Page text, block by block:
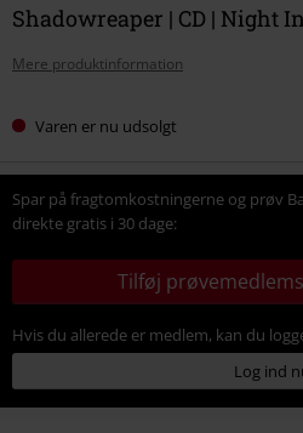
Shadowreaper | CD | Night
Mere produktinformation
Varen er nu udsolgt
Spar på fragtomkostningerne og prøv
direkte gratis i 30 dage:
Tilføj
Hvis du allerede er medlem, kan du
Log ind